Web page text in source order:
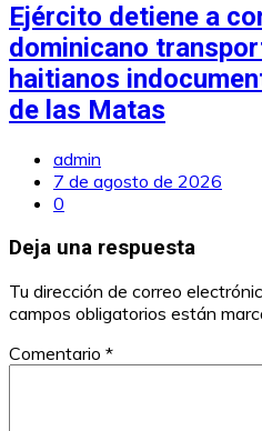
Ejército detiene a
dominicano
haitianos
de las Matas
admin
7 de agosto de 2026
0
Deja una respuesta
Tu dirección de correo
campos obligatorios están
Comentario *